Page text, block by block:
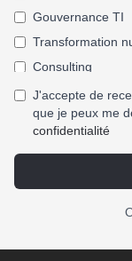
Gouvernance TI
Transformation
Consulting
J'accepte de
que je peux me
confidentialité